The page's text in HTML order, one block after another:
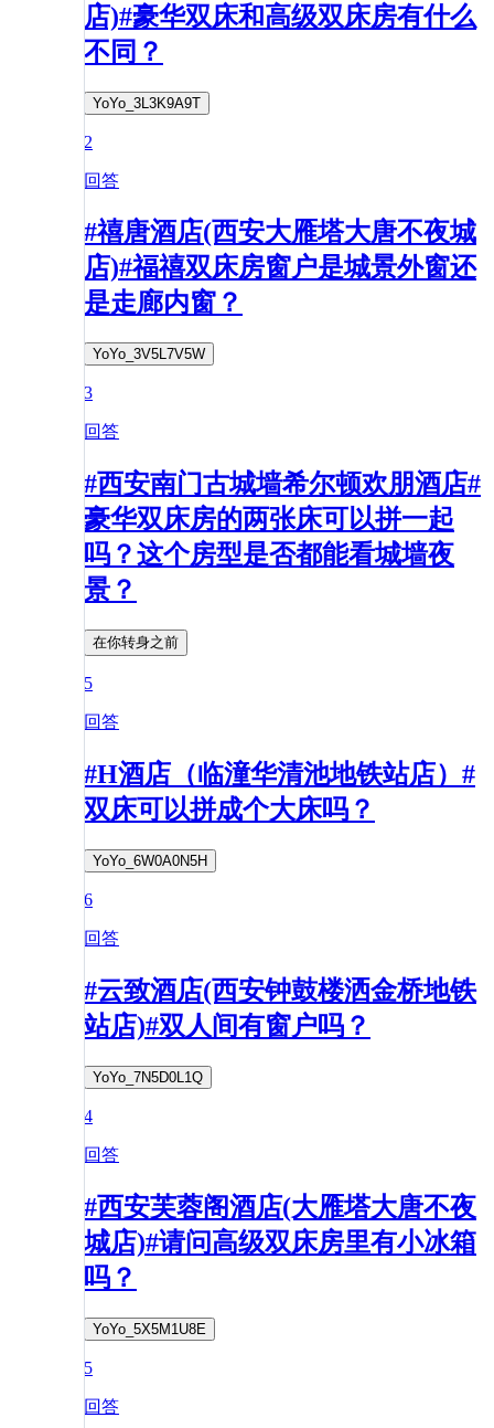
店)#豪华双床和高级双床房有什么
不同？
YoYo_3L3K9A9T
2
回答
#禧唐酒店(西安大雁塔大唐不夜城
店)#福禧双床房窗户是城景外窗还
是走廊内窗？
YoYo_3V5L7V5W
3
回答
#西安南门古城墙希尔顿欢朋酒店#
豪华双床房的两张床可以拼一起
吗？这个房型是否都能看城墙夜
景？
在你转身之前
5
回答
#H酒店（临潼华清池地铁站店）#
双床可以拼成个大床吗？
YoYo_6W0A0N5H
6
回答
#云致酒店(西安钟鼓楼洒金桥地铁
站店)#双人间有窗户吗？
YoYo_7N5D0L1Q
4
回答
#西安芙蓉阁酒店(大雁塔大唐不夜
城店)#请问高级双床房里有小冰箱
吗？
YoYo_5X5M1U8E
5
回答